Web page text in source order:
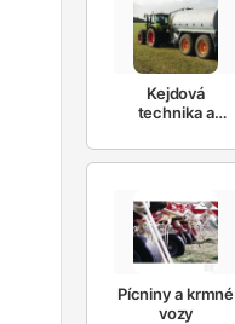
Kejdová
technika a
Pícniny a krmné
vozy